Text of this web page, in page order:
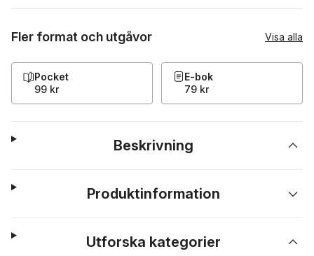
Fler format och utgåvor Visa alla
Pocket
99 kr
E-bok
79 kr
Beskrivning
Produktinformation
Utforska kategorier